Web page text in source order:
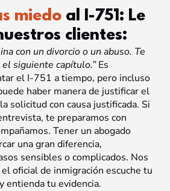
miedo al I-751: Le
clientes:
con un divorcio o un abuso. Te
siguiente capítulo.”Es
el I-751 a tiempo, pero incluso
haber manera de justificar el
solicitud con causa justificada. Si
te preparamos con
Tener un abogado
una gran diferencia,
sensibles o complicados. Nos
oficial de inmigración escuche tu
entienda tu evidencia.